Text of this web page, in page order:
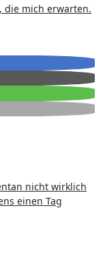
die mich erwarten.
einen Tag